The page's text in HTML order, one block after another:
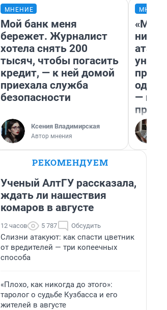
МНЕНИЕ
Мой банк меня
бережет. Журналист
хотела снять 200
тысяч, чтобы погасить
кредит, — к ней домой
приехала служба
безопасности
Ксения Владимирская
Автор мнения
атаки
—
РЕКОМЕНДУЕМ
Ученый АлтГУ рассказала,
ждать ли нашествия
комаров в августе
12 часов 5 787 Обсудить
Слизни атакуют: как спасти цветник
от вредителей — три копеечных
способа
«Плохо, как никогда до этого»:
таролог о судьбе Кузбасса и его
жителей в августе